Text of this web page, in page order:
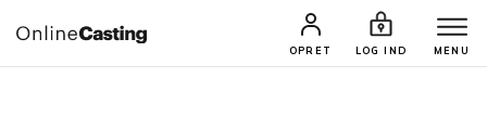
OPRET LOG IND MENU
CASTINGS & JOBS SØG PROFIL